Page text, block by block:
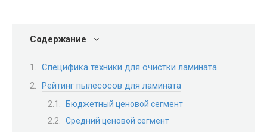
Содержание
Специфика техники для очистки ламината
Рейтинг пылесосов для ламината
Бюджетный ценовой сегмент
Средний ценовой сегмент